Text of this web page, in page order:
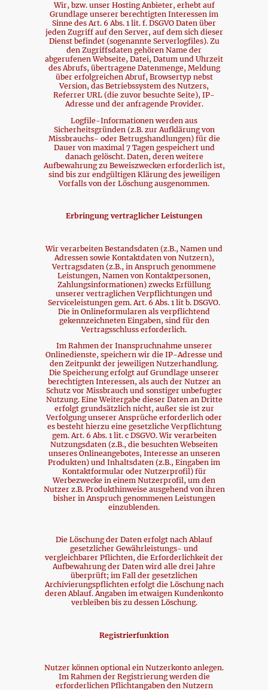
Wir, bzw. unser Hosting Anbieter, erhebt auf
Grundlage unserer berechtigten Interessen im
Sinne des Art. 6 Abs. 1 lit. f. DSGVO Daten über
jeden Zugriff auf den Server, auf dem sich dieser
Dienst befindet (sogenannte Serverlogfiles). Zu
den Zugriffsdaten gehören Name der
abgerufenen Webseite, Datei, Datum und Uhrzeit
des Abrufs, übertragene Datenmenge, Meldung
über erfolgreichen Abruf, Browsertyp nebst
Version, das Betriebssystem des Nutzers,
Referrer URL (die zuvor besuchte Seite), IP-
Adresse und der anfragende Provider.
Logfile-Informationen werden aus
Sicherheitsgründen (z.B. zur Aufklärung von
Missbrauchs- oder Betrugshandlungen) für die
Dauer von maximal 7 Tagen gespeichert und
danach gelöscht. Daten, deren weitere
Aufbewahrung zu Beweiszwecken erforderlich ist,
sind bis zur endgültigen Klärung des jeweiligen
Vorfalls von der Löschung ausgenommen.
Erbringung vertraglicher Leistungen
Wir verarbeiten Bestandsdaten (z.B., Namen und
Adressen sowie Kontaktdaten von Nutzern),
Vertragsdaten (z.B., in Anspruch genommene
Leistungen, Namen von Kontaktpersonen,
Zahlungsinformationen) zwecks Erfüllung
unserer vertraglichen Verpflichtungen und
Serviceleistungen gem. Art. 6 Abs. 1 lit b. DSGVO.
Die in Onlineformularen als verpflichtend
gekennzeichneten Eingaben, sind für den
Vertragsschluss erforderlich.
Im Rahmen der Inanspruchnahme unserer
Onlinedienste, speichern wir die IP-Adresse und
den Zeitpunkt der jeweiligen Nutzerhandlung.
Die Speicherung erfolgt auf Grundlage unserer
berechtigten Interessen, als auch der Nutzer an
Schutz vor Missbrauch und sonstiger unbefugter
Nutzung. Eine Weitergabe dieser Daten an Dritte
erfolgt grundsätzlich nicht, außer sie ist zur
Verfolgung unserer Ansprüche erforderlich oder
es besteht hierzu eine gesetzliche Verpflichtung
gem. Art. 6 Abs. 1 lit. c DSGVO. Wir verarbeiten
Nutzungsdaten (z.B., die besuchten Webseiten
unseres Onlineangebotes, Interesse an unseren
Produkten) und Inhaltsdaten (z.B., Eingaben im
Kontaktformular oder Nutzerprofil) für
Werbezwecke in einem Nutzerprofil, um den
Nutzer z.B. Produkthinweise ausgehend von ihren
bisher in Anspruch genommenen Leistungen
einzublenden.
Die Löschung der Daten erfolgt nach Ablauf
gesetzlicher Gewährleistungs- und
vergleichbarer Pflichten, die Erforderlichkeit der
Aufbewahrung der Daten wird alle drei Jahre
überprüft; im Fall der gesetzlichen
Archivierungspflichten erfolgt die Löschung nach
deren Ablauf. Angaben im etwaigen Kundenkonto
verbleiben bis zu dessen Löschung.
Registrierfunktion
Nutzer können optional ein Nutzerkonto anlegen.
Im Rahmen der Registrierung werden die
erforderlichen Pflichtangaben den Nutzern